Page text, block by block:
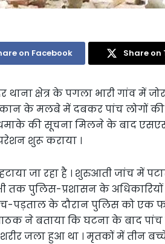
on Facebook Share on
क्षेत्र के पगला भारी गांव में
के मलबे में दबकर पांच लोगों की
की सूचना मिलने के बाद
शुरू कराया ।
जा रहा है । शुरुआती जांच में
तक पुलिस-प्रशासन के
पड़ताल के दौरान पुलिस को एक
ने बताया कि घटना के बाद पांच
जला हुआ था । मृतकों में तीन